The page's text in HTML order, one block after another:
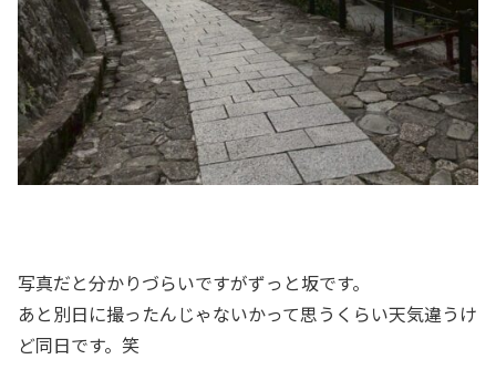
写真だと分かりづらいですがずっと坂です。
あと別日に撮ったんじゃないかって思うくらい天気違うけ
ど同日です。笑